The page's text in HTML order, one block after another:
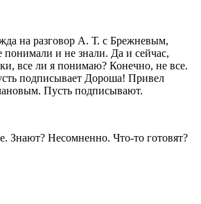
на разговор А. Т. с Брежневым,
понимали и не знали. Да и сейчас,
все ли я понимаю? Конечно, не все.
подписывает Дороша! Привел
Пусть подписывают.
Несомненно. Что-то готовят?